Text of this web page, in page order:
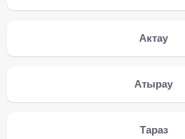
Актау
Атырау
Тараз